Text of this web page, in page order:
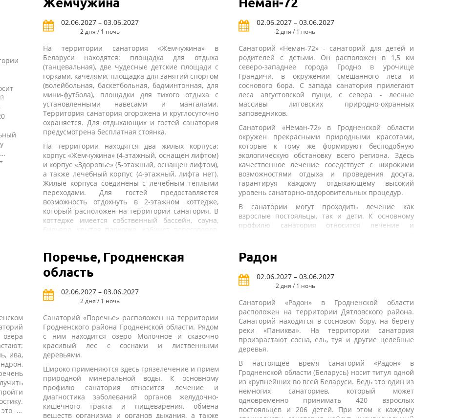
02.06.2027 – 03.06.2027
2 дня / 1 ночь
На территории санатория «Жемчужина» в
Беларуси находятся: площадка для отдыха
(танцевальная), две чудесные детские площади с
горками, качелями, площадка для занятий спортом
(волейбольная, баскетбольная, бадминтонная, для
мини-футбола), площадки для тихого отдыха с
установленными навесами и мангалами.
Территория санатория огорожена и круглосуточно
охраняется. Для отдыхающих и гостей санатория
предусмотрена бесплатная стоянка.
На территории находятся два жилых корпуса:
корпус «Жемчужина» (4-этажный, оснащен лифтом)
и корпус «Здоровье» (5-этажный, оснащен лифтом),
а также лечебный корпус (4-этажный, лифта нет).
Жилые корпуса соединены с лечебным теплыми
переходами. Для гостей предоставляется
возможность отдохнуть в 2-этажном коттедже,
который расположен на территории санатория. В
коттедже имеется собственный бассейн, сауна,
бильярд, крытая парковка, кабинет переговоров,
для отдыха и встречи с деловыми партнерами.
02.06.2027 – 03.06.2027
2 дня / 1 ночь
Санаторий «Неман-72» - санаторий для детей и
родителей с детьми. Он расположен в 1,5 км
северо-западнее города Гродно в урочище
Грандичи, в окружении смешанного леса и
соснового бора. С запада санатория прилегают
леса августовской пущи, с севера - лесные
массивы литовских природно-охранных
заповедников.
Санаторий «Неман-72» в Гродненской области
окружен прекрасными природными красотами,
которые к тому же формируют бесподобную
экологическую обстановку всего региона. Здесь
качественное лечение соседствует с широкими
возможностями отдыха и проведения досуга,
гарантируя каждому отдыхающему высокий
уровень санаторно-оздоровительных процедур.
В санатории могут проходить лечение как
взрослые постояльцы, так и дети. К основному
профилю санатория относится лечение и
пищеварения и эндокринной системы.
Расстройства питания и нарушения обмена
веществ у взрослых и детей, болезней
периферической нервной системы, болезней
костно-мышечной системы и соединительной
ткани.
В состав санатория входят три корпуса с жилыми
комнатами, лечебный корпус, столовая и
административное здание. Такая развитая
инфраструктура позволяет одновременно
размещать на территории санатория до 360
человек. Для проживания всем отдыхающим могут
быть предложены номера однокомнатного типа,
вмещающие в себя двоих или троих постояльцев
одновременно.
В инфраструктуру санатория входят крытый
бассейн и библиотека, спортивный зал, а также
ива,
и
Поречье, Гродненская
область
02.06.2027 – 03.06.2027
2 дня / 1 ночь
Санаторий «Поречье» расположен на территории
Гродненского района Гродненской области. Рядом
с ним находится озеро Молочное и сказочно
красивый лес с соснами и лиственными
деревьями.
Широко применяются здесь грязелечение и прием
природной минеральной воды. К основному
профилю санатория относится лечение и
диагностика заболеваний органов желудочно-
кишечного тракта и пищеварения, обмена
веществ организма и органов дыхания, а также
Радон
02.06.2027 – 03.06.2027
2 дня / 1 ночь
Санаторий «Радон» в Гродненской области
расположен на территории Дятловского района.
Санаторий находится в сосновом бору, на берегу
реки «Паниква». На территории санатория
произрастают сосна, ель, туя и другие целебные
деревья.
В настоящее время санаторий «Радон» в
Гродненской области (Беларусь) носит титул одной
из крупнейших во всей Беларуси. Ведь это один из
немногих санаториев, который может
одновременно принимать 420 взрослых
постояльцев и 206 детей. При этом к каждому